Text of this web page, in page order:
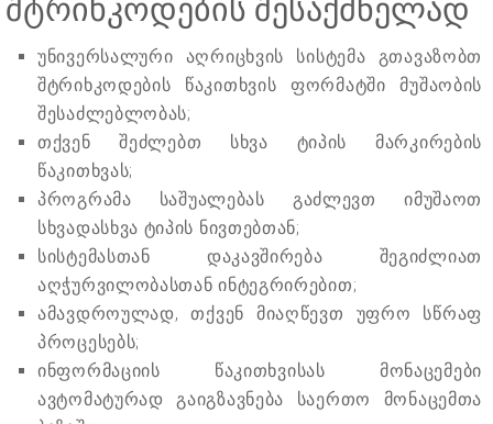
შტრიხკოდების შესაქმნელად
უნივერსალური აღრიცხვის სისტემა გთავაზობთ
შტრიხკოდების წაკითხვის ფორმატში მუშაობის
შესაძლებლობას;
თქვენ შეძლებთ სხვა ტიპის მარკირების
წაკითხვას;
პროგრამა საშუალებას გაძლევთ იმუშაოთ
სხვადასხვა ტიპის ნივთებთან;
სისტემასთან დაკავშირება შეგიძლიათ
აღჭურვილობასთან ინტეგრირებით;
ამავდროულად, თქვენ მიაღწევთ უფრო სწრაფ
პროცესებს;
ინფორმაციის წაკითხვისას მონაცემები
ავტომატურად გაიგზავნება საერთო მონაცემთა